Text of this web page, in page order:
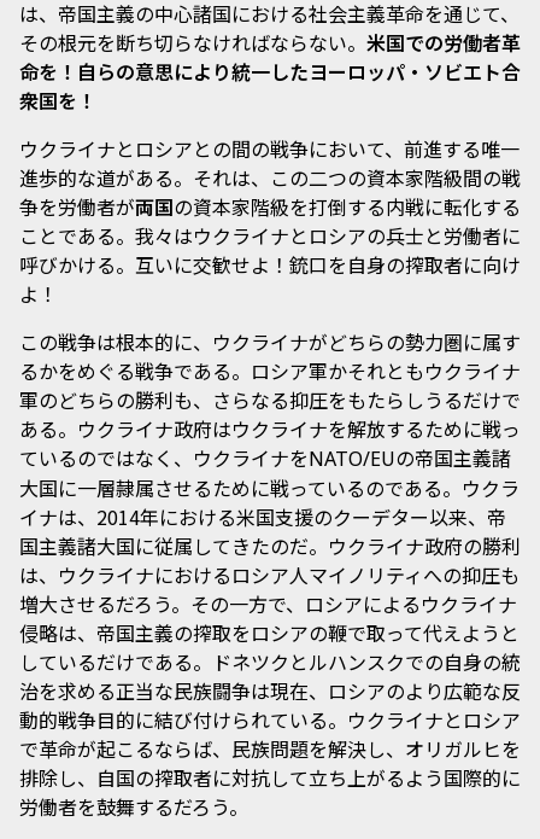
は、帝国主義の中心諸国における社会主義革命を通じて、
その根元を断ち切らなければならない。 米国での労働者革
命を！自らの意思により統一したヨーロッパ・ソビエト合
衆国を！
ウクライナとロシアとの間の戦争において、前進する唯一
進歩的な道がある。それは、この二つの資本家階級間の戦
争を労働者が両国の資本家階級を打倒する内戦に転化する
ことである。我々はウクライナとロシアの兵士と労働者に
呼びかける。互いに交歓せよ！銃口を自身の搾取者に向け
よ！
この戦争は根本的に、ウクライナがどちらの勢力圏に属す
るかをめぐる戦争である。ロシア軍かそれともウクライナ
軍のどちらの勝利も、さらなる抑圧をもたらしうるだけで
ある。ウクライナ政府はウクライナを解放するために戦っ
ているのではなく、ウクライナをNATO/EUの帝国主義諸
大国に一層隷属させるために戦っているのである。ウクラ
イナは、2014年における米国支援のクーデター以来、帝
国主義諸大国に従属してきたのだ。ウクライナ政府の勝利
は、ウクライナにおけるロシア人マイノリティへの抑圧も
増大させるだろう。その一方で、ロシアによるウクライナ
侵略は、帝国主義の搾取をロシアの鞭で取って代えようと
しているだけである。ドネツクとルハンスクでの自身の統
治を求める正当な民族闘争は現在、ロシアのより広範な反
動的戦争目的に結び付けられている。ウクライナとロシア
で革命が起こるならば、民族問題を解決し、オリガルヒを
排除し、自国の搾取者に対抗して立ち上がるよう国際的に
労働者を鼓舞するだろう。